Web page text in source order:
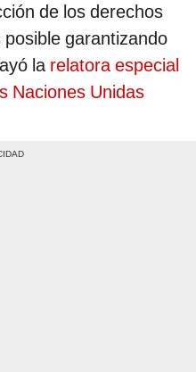
de los derechos
garantizando
larelatora especial
Naciones Unidas